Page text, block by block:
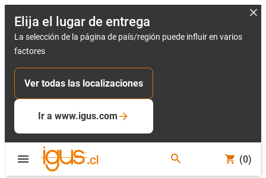
Elija el lugar de entrega
La selección de la página de país/región puede influir en varios
factores
Ver todas las localizaciones
Ir a www.igus.com
(0)